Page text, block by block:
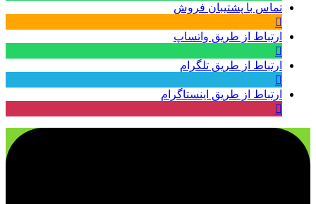
تماس با پشتیبان فروش
ارتباط از طریق واتساپ
ارتباط از طریق تلگرام
ارتباط از طریق اینستاگرام